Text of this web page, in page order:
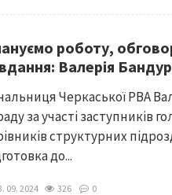
роботу,
Валерія
Черкаської РВА
за участі заступників
структурних
до...
09. 2024 326 0